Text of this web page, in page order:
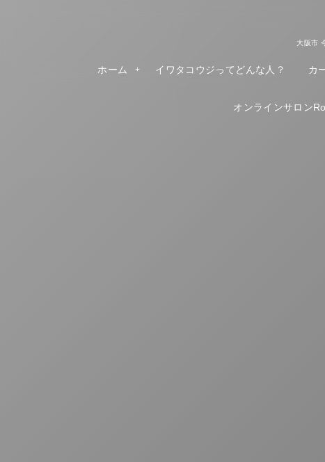
大阪市
ホーム イワタコウジってどんな人？ カ
オンラインサロン